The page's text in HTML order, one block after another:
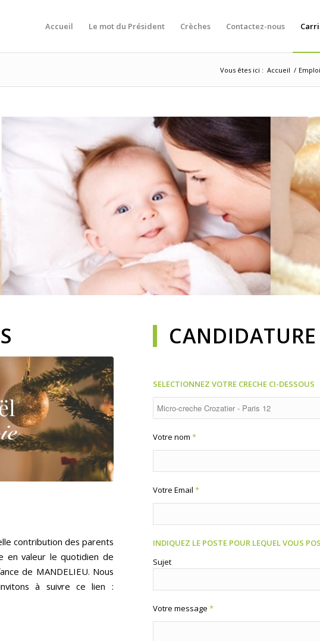
Accueil Le mot du Président Crèches Contactez-nous
Vous êtes ici : Accueil / Emploi
contribution des parents
en valeur le quotidien de
de MANDELIEU. Nous
à suivre ce lien :
SELECTIONNEZ VOTRE CRECHE CI-DESSOUS
Votre nom*
Votre Email*
INDIQUEZ LE POSTE POUR LEQUEL VOUS
Sujet
Votre message*